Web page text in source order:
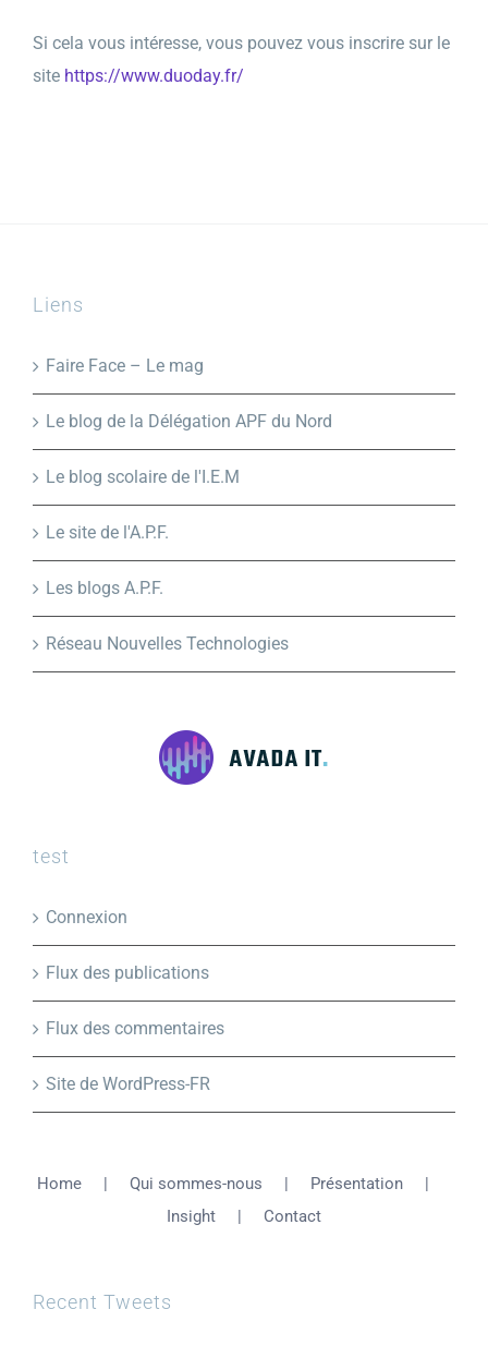
Si cela vous intéresse, vous pouvez vous inscrire sur le
site https://www.duoday.fr/
Liens
Faire Face – Le mag
Le blog de la Délégation APF du Nord
Le blog scolaire de l'I.E.M
Le site de l'A.P.F.
Les blogs A.P.F.
Réseau Nouvelles Technologies
test
Connexion
Flux des publications
Flux des commentaires
Site de WordPress-FR
Home Qui sommes-nous
Présentation
Insight
Contact
Recent Tweets